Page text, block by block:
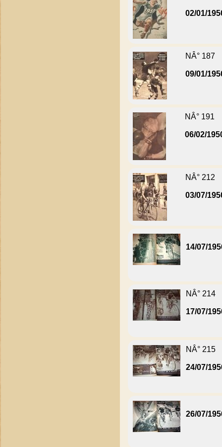
02/01/
NÂ° 187
09/01/
NÂ° 191
06/02/
NÂ° 212
03/07/
14/07/
NÂ° 214
17/07/
NÂ° 215
24/07/
26/07/